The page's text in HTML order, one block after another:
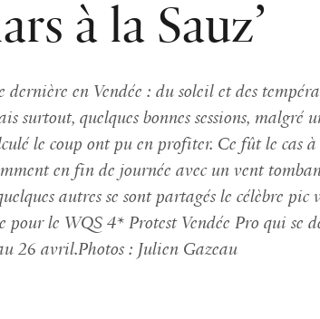
à la Sauz’
en Vendée : du soleil et des
surtout, quelques bonnes sessions, malgré
le coup ont pu en profiter. Ce fût le cas
en fin de journée avec un vent
autres se sont partagés le célèbre pic
pour le WQS 4* Protest Vendée Pro qui se
26 avril.Photos : Julien Gazeau